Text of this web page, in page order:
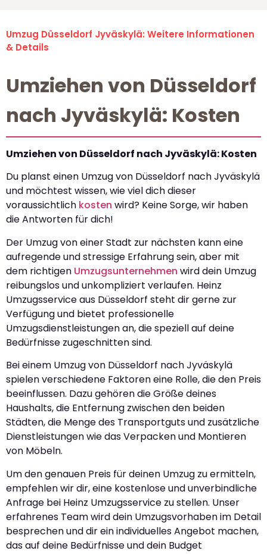
Umzug Düsseldorf Jyväskylä: Weitere Informationen
& Details
Umziehen von Düsseldorf
nach Jyväskylä: Kosten
Umziehen von Düsseldorf nach Jyväskylä: Kosten
Du planst einen Umzug von Düsseldorf nach Jyväskylä
und möchtest wissen, wie viel dich dieser
voraussichtlich kosten wird? Keine Sorge, wir haben
die Antworten für dich!
Der Umzug von einer Stadt zur nächsten kann eine
aufregende und stressige Erfahrung sein, aber mit
dem richtigen Umzugsunternehmen wird dein Umzug
reibungslos und unkompliziert verlaufen. Heinz
Umzugsservice aus Düsseldorf steht dir gerne zur
Verfügung und bietet professionelle
Umzugsdienstleistungen an, die speziell auf deine
Bedürfnisse zugeschnitten sind.
Bei einem Umzug von Düsseldorf nach Jyväskylä
spielen verschiedene Faktoren eine Rolle, die den Preis
beeinflussen. Dazu gehören die Größe deines
Haushalts, die Entfernung zwischen den beiden
Städten, die Menge des Transportguts und zusätzliche
Dienstleistungen wie das Verpacken und Montieren
von Möbeln.
Um den genauen Preis für deinen Umzug zu ermitteln,
empfehlen wir dir, eine kostenlose und unverbindliche
Anfrage bei Heinz Umzugsservice zu stellen. Unser
erfahrenes Team wird dein Umzugsvorhaben im Detail
besprechen und dir ein individuelles Angebot machen,
das auf deine Bedürfnisse und dein Budget